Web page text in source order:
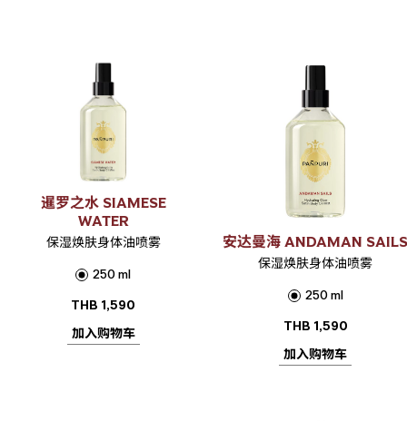
暹罗之水 SIAMESE
WATER
保湿焕肤身体油喷雾
250 ml
THB 1,590
加入购物车
安达曼海 ANDAMAN SAILS
保湿焕肤身体油喷雾
250 ml
THB 1,590
加入购物车